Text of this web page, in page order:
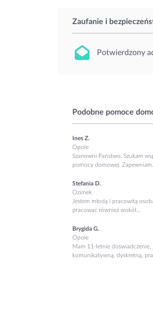
Zaufanie i
Potwierdzony
Podobne pomoce
Ines Z.
Opole
Szanowni Państwo. Szukam
pomocy domowej. Zapewniam...
Stefania D.
Ozimek
Jestem młodą i pracowitą
pracowac również wokół...
Brygida G.
Opole
Mam 11-letnie doswiadczenie,
komunikatywną, dyskretną,